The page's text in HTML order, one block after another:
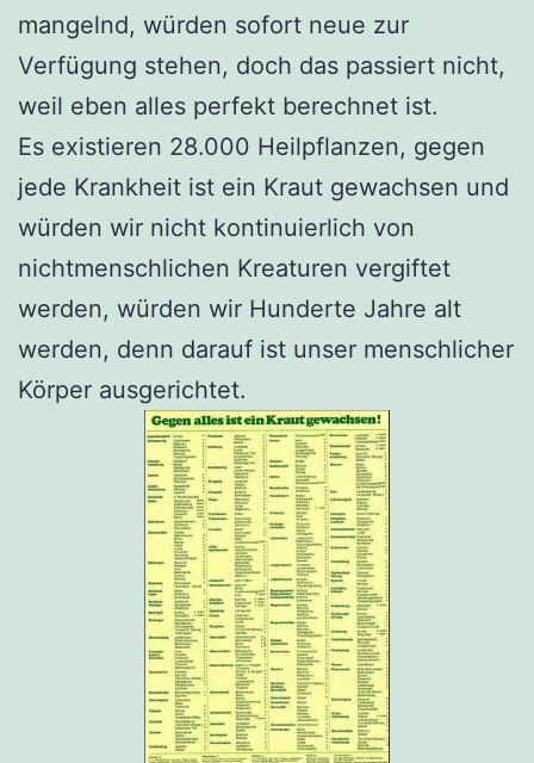
mangelnd, würden sofort neue zur
Verfügung stehen, doch das passiert nicht,
weil eben alles perfekt berechnet ist.
Es existieren 28.000 Heilpflanzen, gegen
jede Krankheit ist ein Kraut gewachsen und
würden wir nicht kontinuierlich von
nichtmenschlichen Kreaturen vergiftet
werden, würden wir Hunderte Jahre alt
werden, denn darauf ist unser menschlicher
Körper ausgerichtet.